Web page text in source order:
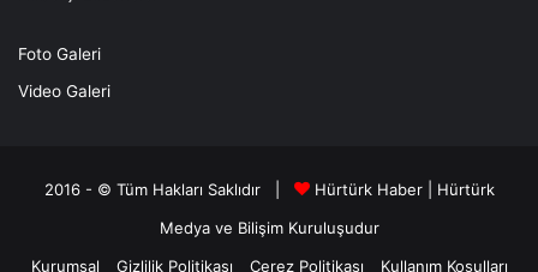
Foto Galeri
Video Galeri
2016 - © Tüm Hakları Saklıdır | Hürtürk Haber
Hürtürk
Medya ve BilişimKuruluşudur
Kurumsal
Gizlilik Politikası Çerez Politikası Kullanım Koşulları